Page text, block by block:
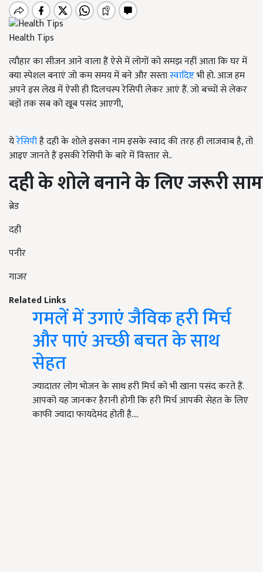
Health Tips
त्यौहार का सीजन आने वाला हैं ऐसे में लोगों को समझ नहीं आता कि घर में
क्या स्पेशल बनाएं जो कम समय में बने और सस्तास्वादिष्टभी हो. आज हम
अपने इस लेख में ऐसी ही दिलचस्प रेसिपी लेकर आएं हैं. जो बच्चों से लेकर
बड़ों तक सब को खूब पसंद आएगी,
येरेसिपीहै दही के शोले इसका नाम इसके स्वाद की तरह ही लाजवाब है, तो
आइए जानते हैं इसकी रेसिपी के बारे में विस्तार से..
दहीकेशोलेबनानेकेलिएजरूरी
ब्रेड
दही
पनीर
गाजर
Related Links
गमलें में उगाएं जैविक हरी मिर्च
और पाएं अच्छी बचत के साथ
सेहत
ज्यादातर लोग भोजन के साथ हरी मिर्च को भी खाना पसंद करते हैं.
आपको यह जानकर हैरानी होगी कि हरी मिर्च आपकी सेहत के लिए
काफी ज्यादा फायदेमंद होती है.…